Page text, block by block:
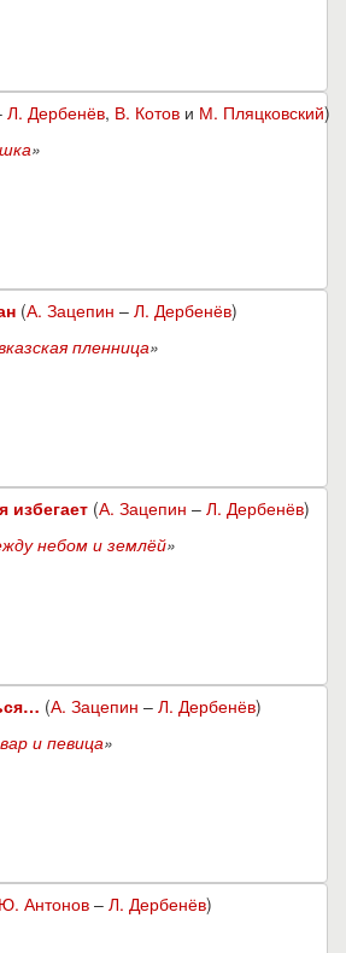
Л. Дербенёв, В. Котов и М. Пляцковский)
»
(А. Зацепин – Л. Дербенёв)
пленница»
избегает (А. Зацепин – Л. Дербенёв)
небом и землёй»
(А. Зацепин – Л. Дербенёв)
и певица»
Ю. Антонов – Л. Дербенёв)